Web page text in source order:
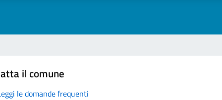
il comune
le domande frequenti